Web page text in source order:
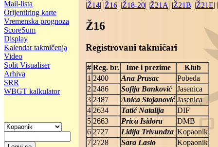
Mail-lista
Orijentiring karte
Vremenska prognoza
ScoreSum
Display
Kalendar takmičenja
Video
Split Visualiser
Arhiva
SRR
WBGT kalkulator
|Ž14| |Ž16| |Ž18-20| |Ž21A| |Ž21B| |Ž21E| |
Ž16
Registrovani takmičari
# Reg. br. Ime i prezime
Klub
1 2400 Ana Prusac
Pobeda
2 2486 Sofija Banković
Jasenica
3 2487 Anica Stojanović Jasenica
4 2634 Tatić Natalija
DIF
5 2663 Prica Isidora
DMB
6 2727 Lidija Trivundza Kopaonik
7 2728 Sara Laslo Kopaonik